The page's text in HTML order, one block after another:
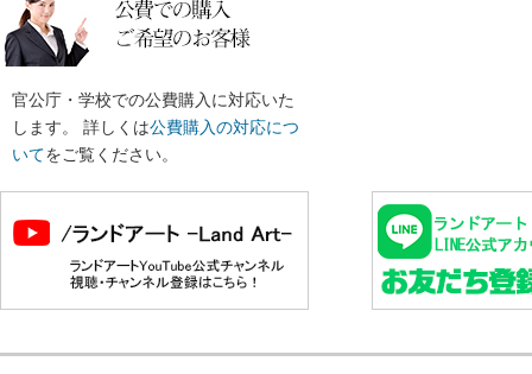
官公庁・学校での公費購入に対応いた
します。 詳しくは公費購入の対応につ
いてをご覧ください。